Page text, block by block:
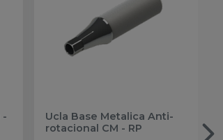
-
Ucla Base Metalica Anti-
rotacional CM - RP